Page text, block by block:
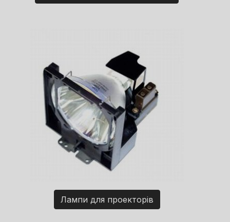
Лампи для проекторів